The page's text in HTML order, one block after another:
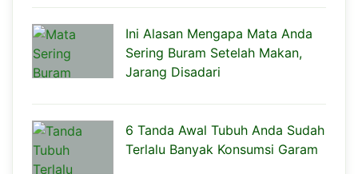
Ini Alasan Mengapa Mata Anda
Sering Buram Setelah Makan,
Jarang Disadari
6 Tanda Awal Tubuh Anda Sudah
Terlalu Banyak Konsumsi Garam